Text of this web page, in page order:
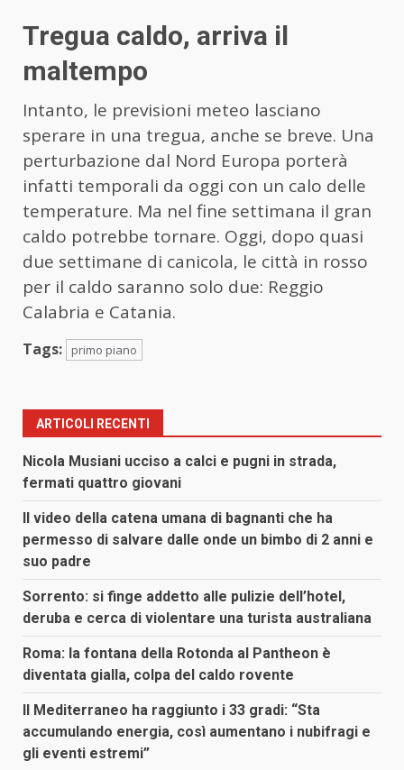
Tregua caldo, arriva il
maltempo
Intanto, le previsioni meteo lasciano
sperare in una tregua, anche se breve. Una
perturbazione dal Nord Europa porterà
infatti temporali da oggi con un calo delle
temperature. Ma nel fine settimana il gran
caldo potrebbe tornare. Oggi, dopo quasi
due settimane di canicola, le città in rosso
per il caldo saranno solo due: Reggio
Calabria e Catania.
Tags: primo piano
ARTICOLI RECENTI
Nicola Musiani ucciso a calci e pugni in strada,
fermati quattro giovani
Il video della catena umana di bagnanti che ha
permesso di salvare dalle onde un bimbo di 2 anni e
suo padre
Sorrento: si finge addetto alle pulizie dell’hotel,
deruba e cerca di violentare una turista australiana
Roma: la fontana della Rotonda al Pantheon è
diventata gialla, colpa del caldo rovente
Il Mediterraneo ha raggiunto i 33 gradi: “Sta
accumulando energia, così aumentano i nubifragi e
gli eventi estremi”